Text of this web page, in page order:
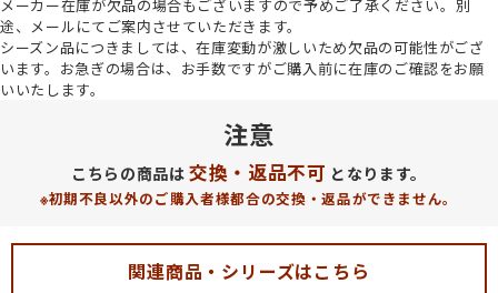
メーカー在庫が欠品の場合もございますので予めご了承ください。 別
途、メールにてご案内させていただきます。
シーズン品につきましては、在庫変動が激しいため欠品の可能性がござ
います。お急ぎの場合は、お手数ですがご購入前に在庫のご確認をお願
いいたします。
注意
こちらの商品は 交換・返品不可 となります。
※初期不良以外のご購入者様都合の交換・返品ができません。
関連商品・シリーズはこちら